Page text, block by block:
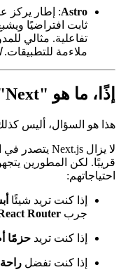
TypeScript.
Astro
ثابت افتراضيًا
تفاعلية. مثالي
ملاءمة للتطبيقات.
إذًا، ما هو "Next" القادم لـ Next.js؟
هذا هو السؤال، أليس
قريبًا. لكن المطورين
احتياجاتهم:
إذا كنت تريد شيئًا
جرب
React Router (وضع الإطار)
إذا كنت تريد حزمًا